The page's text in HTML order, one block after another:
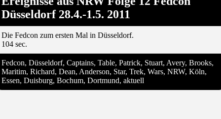
Düsseldorf 28.4.-1.5. 2011
Die Fedcon zum ersten Mal in Düsseldorf.
104 sec.
Fedcon, Düsseldorf, Captains, Table, Patrick, Stuart, Avery, Brooks,
Maritim, Richard, Dean, Anderson, Star, Trek, Wars, NRW, Köln,
Essen, Duisburg, Bochum, Dortmund, aktuell